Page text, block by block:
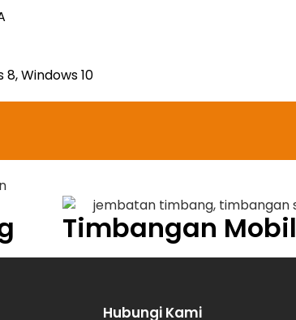
Windows 10
Timbangan Mobil
Hubungi Kami